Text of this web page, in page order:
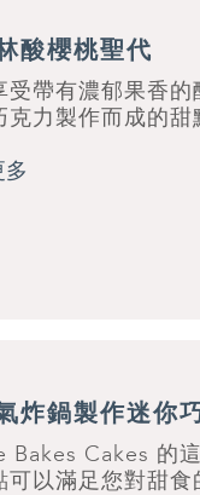
酸櫻桃聖代
受帶有濃郁果香的
克力製作而成的甜
多
炸鍋製作迷你
Bakes Cakes 的
可以滿足您對甜食